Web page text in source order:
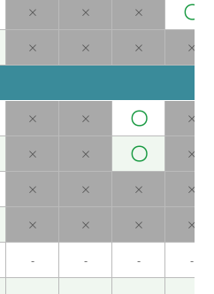
欢看演唱会。和您一起
( 50代 女性 )
)
住的地方没有溶洞。但是
溶洞，挺有意思。下次
文，也喜欢爬山。希望
看漂亮的红叶。下次
× × × 〇
× × × ×
× × 〇 ×
× × 〇 ×
× × × ×
× × × ×
- - - -